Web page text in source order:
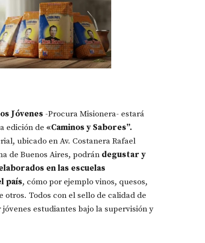
Jóvenes -Procura Misionera- estará
edición de «Caminos y Sabores”.
ubicado en Av. Costanera Rafael
de Buenos Aires, podrán degustar y
en las escuelas
país, cómo por ejemplo vinos, quesos,
Todos con el sello de calidad de
estudiantes bajo la supervisión y